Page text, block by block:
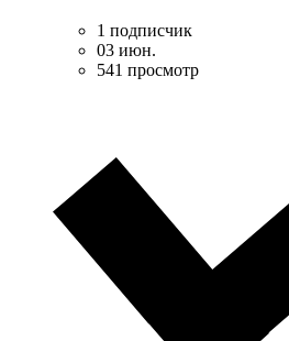
1 подписчик
03 июн.
541 просмотр